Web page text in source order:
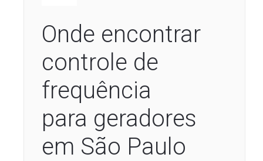
Onde encontrar
controle de
frequência
para geradores
em São Paulo